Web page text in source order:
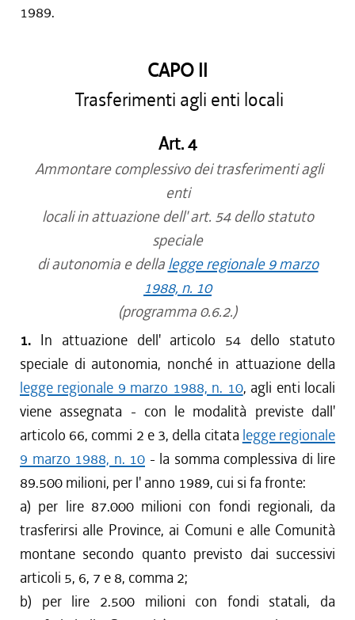
1989.
CAPO II
Trasferimenti agli enti locali
Art. 4
Ammontare complessivo dei trasferimenti agli
enti
locali in attuazione dell' art. 54 dello statuto
speciale
di autonomia e della legge regionale 9 marzo
1988, n. 10
(programma 0.6.2.)
1. In attuazione dell' articolo 54 dello statuto
speciale di autonomia, nonché in attuazione della
legge regionale 9 marzo 1988, n. 10, agli enti locali
viene assegnata - con le modalità previste dall'
articolo 66, commi 2 e 3, della citata legge regionale
9 marzo 1988, n. 10 - la somma complessiva di lire
89.500 milioni, per l' anno 1989, cui si fa fronte:
a) per lire 87.000 milioni con fondi regionali, da
trasferirsi alle Province, ai Comuni e alle Comunità
montane secondo quanto previsto dai successivi
articoli 5, 6, 7 e 8, comma 2;
b) per lire 2.500 milioni con fondi statali, da